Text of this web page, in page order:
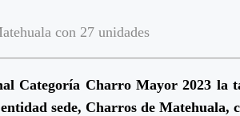
con 27 unidades
Categoría Charro Mayor 2023
sede, Charros de Matehuala,